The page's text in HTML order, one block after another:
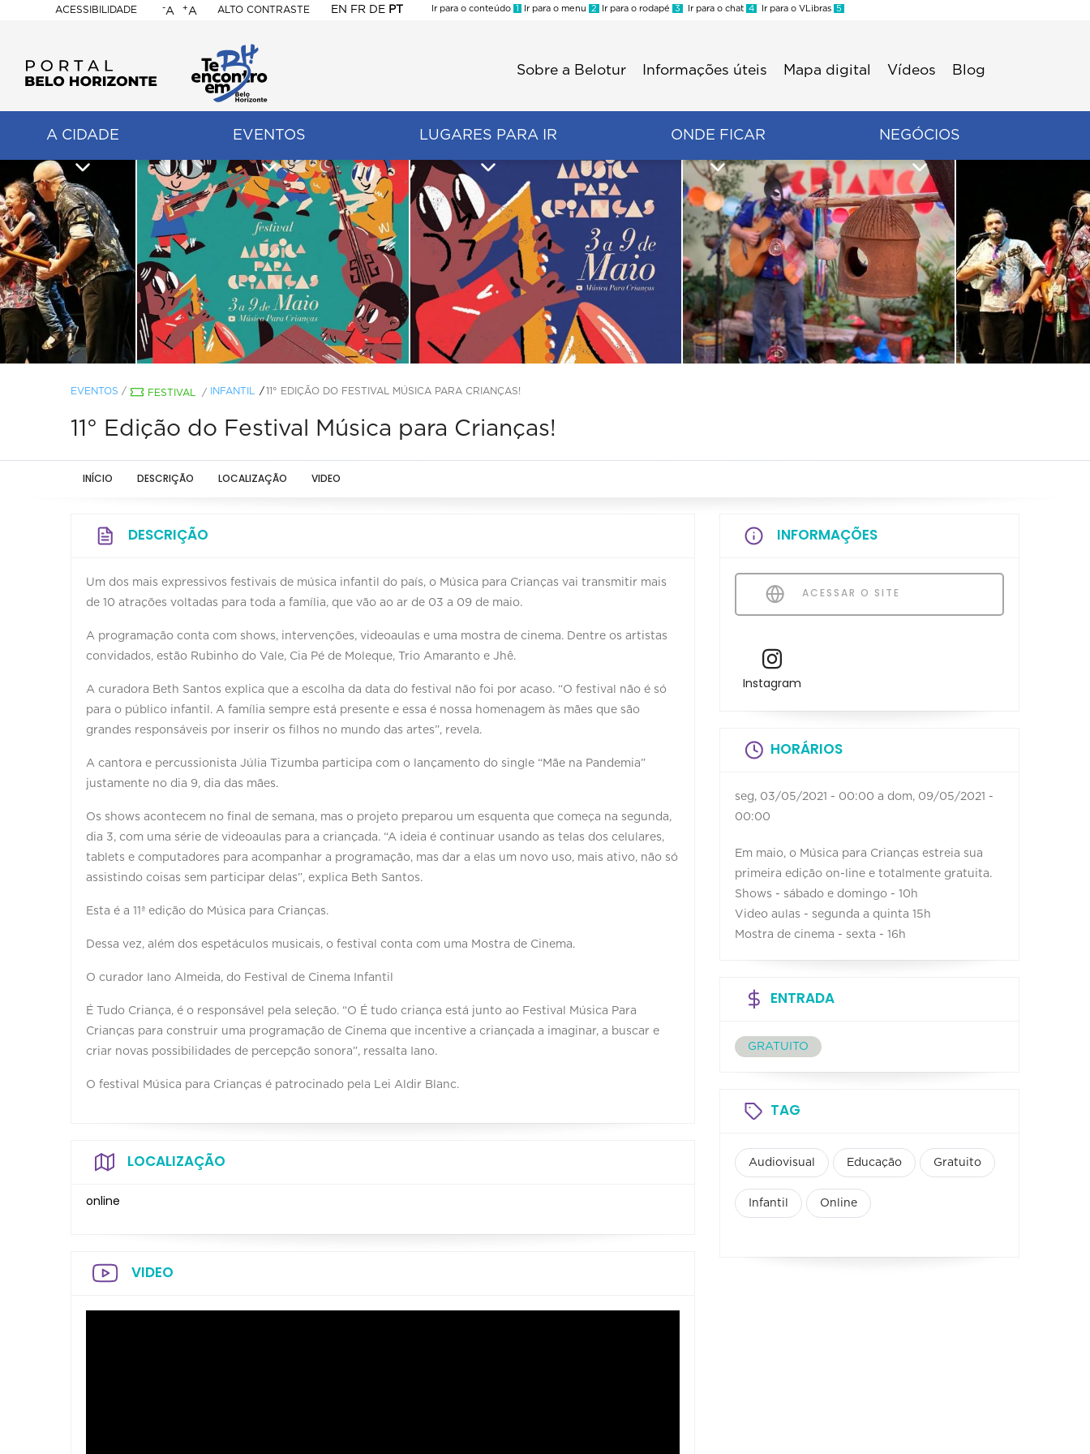
ACESSIBILIDADE
BELO
HORIZONTE
-A +A ALTO CONTRASTE EN FR DE PT
Ir para o conteúdo 1 Ir para o menu 2 Ir para o rodapé 3 Ir para o chat 4 Ir para o VLibras 5
Sobre a Belotur Informações úteis Mapa digital Vídeos Blog
A CIDADE EVENTOS LUGARES PARA IR ONDE FICAR NEGÓCIOS
EVENTOS / FESTIVAL / INFANTIL 11° EDIÇÃO DO FESTIVAL MÚSICA PARA CRIANÇAS!
11° Edição do Festival Música para Crianças!
INÍCIO DESCRIÇÃO LOCALIZAÇÃO VIDEO
DESCRIÇÃO
Um dos mais expressivos festivais de música infantil do país, o Música para Crianças vai transmitir mais
de 10 atrações voltadas para toda a família, que vão ao ar de 03 a 09 de maio.
A programação conta com shows, intervenções, videoaulas e uma mostra de cinema. Dentre os artistas
convidados, estão Rubinho do Vale, Cia Pé de Moleque, Trio Amaranto e Jhê.
A curadora Beth Santos explica que a escolha da data do festival não foi por acaso. “O festival não é só
para o público infantil. A família sempre está presente e essa é nossa homenagem às mães que são
grandes responsáveis por inserir os filhos no mundo das artes”, revela.
A cantora e percussionista Júlia Tizumba participa com o lançamento do single “Mãe na Pandemia”
justamente no dia 9, dia das mães.
Os shows acontecem no final de semana, mas o projeto preparou um esquenta que começa na segunda,
dia 3, com uma série de videoaulas para a criançada. “A ideia é continuar usando as telas dos celulares,
tablets e computadores para acompanhar a programação, mas dar a elas um novo uso, mais ativo, não só
assistindo coisas sem participar delas”, explica Beth Santos.
Esta é a 11ª edição do Música para Crianças.
Dessa vez, além dos espetáculos musicais, o festival conta com uma Mostra de Cinema.
O curador Iano Almeida, do Festival de Cinema Infantil
É Tudo Criança, é o responsável pela seleção. “O É tudo criança está junto ao Festival Música Para
Crianças para construir uma programação de Cinema que incentive a criançada a imaginar, a buscar e
criar novas possibilidades de percepção sonora”, ressalta Iano.
O festival Música para Crianças é patrocinado pela Lei Aldir Blanc.
LOCALIZAÇÃO
online
VIDEO
INFORMAÇÕES
ACESSAR O SITE
Instagram
HORÁRIOS
seg, 03/05/2021 - 00:00 a dom, 09/05/2021 -
00:00
Em maio, o Música para Crianças estreia sua
primeira edição on-line e totalmente gratuita.
Shows - sábado e domingo - 10h
Video aulas - segunda a quinta 15h
Mostra de cinema - sexta - 16h
ENTRADA
GRATUITO
TAG
Audiovisual Educação Gratuito
Infantil Online